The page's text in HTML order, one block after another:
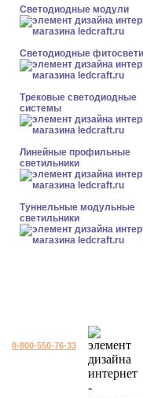
Светодиодные модули
Светодиодные
Трековые светодиодные
системы
Линейные профильные
светильники
Туннельные модульные
светильники
8-800-550-76-33